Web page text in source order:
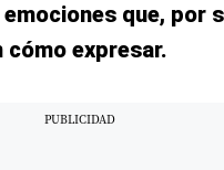
que, por
cómo expresar.